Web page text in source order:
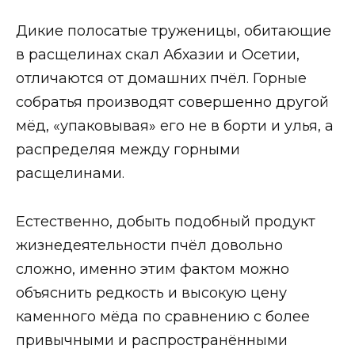
Дикие полосатые труженицы, обитающие
в расщелинах скал Абхазии и Осетии,
отличаются от домашних пчёл. Горные
собратья производят совершенно другой
мёд, «упаковывая» его не в борти и улья, а
распределяя между горными
расщелинами.
Естественно, добыть подобный продукт
жизнедеятельности пчёл довольно
сложно, именно этим фактом можно
объяснить редкость и высокую цену
каменного мёда по сравнению с более
привычными и распространёнными